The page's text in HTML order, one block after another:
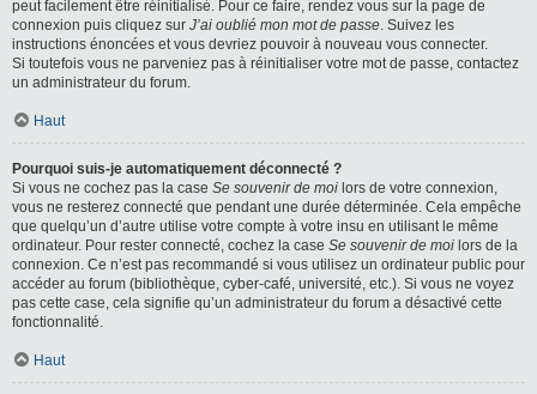
peut facilement être réinitialisé. Pour ce faire, rendez vous sur la page de
connexion puis cliquez sur J’ai oublié mon mot de passe. Suivez les
instructions énoncées et vous devriez pouvoir à nouveau vous connecter.
Si toutefois vous ne parveniez pas à réinitialiser votre mot de passe, contactez
un administrateur du forum.
Haut
Pourquoi suis-je automatiquement déconnecté ?
Si vous ne cochez pas la case Se souvenir de moi lors de votre connexion,
vous ne resterez connecté que pendant une durée déterminée. Cela empêche
que quelqu’un d’autre utilise votre compte à votre insu en utilisant le même
ordinateur. Pour rester connecté, cochez la case Se souvenir de moi lors de la
connexion. Ce n’est pas recommandé si vous utilisez un ordinateur public pour
accéder au forum (bibliothèque, cyber-café, université, etc.). Si vous ne voyez
pas cette case, cela signifie qu’un administrateur du forum a désactivé cette
fonctionnalité.
Haut